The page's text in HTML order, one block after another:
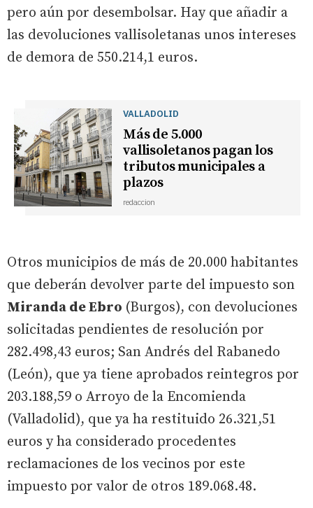
pero aún por desembolsar. Hay que añadir a
las devoluciones vallisoletanas unos intereses
de demora de 550.214,1 euros.
VALLADOLID
Más de 5.000
vallisoletanos pagan los
tributos municipales a
plazos
redaccion
Otros municipios de más de 20.000 habitantes
que deberán devolver parte del impuesto son
Miranda de Ebro (Burgos), con devoluciones
solicitadas pendientes de resolución por
282.498,43 euros; San Andrés del Rabanedo
(León), que ya tiene aprobados reintegros por
203.188,59 o Arroyo de la Encomienda
(Valladolid), que ya ha restituido 26.321,51
euros y ha considerado procedentes
reclamaciones de los vecinos por este
impuesto por valor de otros 189.068.48.